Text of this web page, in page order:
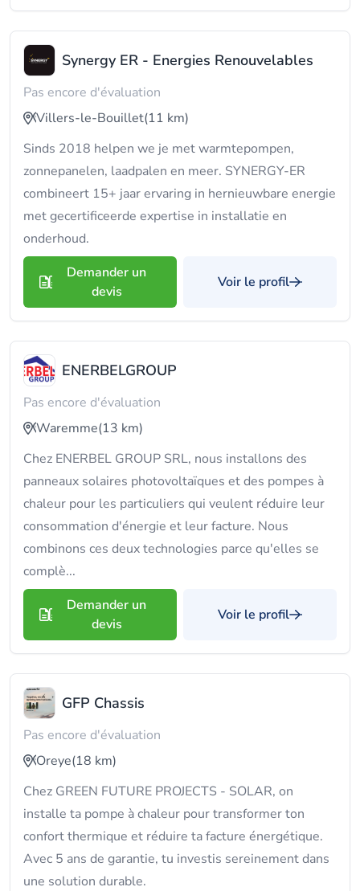
Synergy ER - Energies Renouvelables
Pas encore d'évaluation
Villers-le-Bouillet(11 km)
Sinds 2018 helpen we je met warmtepompen,
zonnepanelen, laadpalen en meer. SYNERGY-ER
combineert 15+ jaar ervaring in hernieuwbare energie
met gecertificeerde expertise in installatie en
onderhoud.
Demander un
devis
Voir le profil
ENERBELGROUP
Pas encore d'évaluation
Waremme(13 km)
Chez ENERBEL GROUP SRL, nous installons des
panneaux solaires photovoltaïques et des pompes à
chaleur pour les particuliers qui veulent réduire leur
consommation d'énergie et leur facture. Nous
combinons ces deux technologies parce qu'elles se
complè...
Demander un
devis
Voir le profil
GFP Chassis
Pas encore d'évaluation
Oreye(18 km)
Chez GREEN FUTURE PROJECTS - SOLAR, on
installe ta pompe à chaleur pour transformer ton
confort thermique et réduire ta facture énergétique.
Avec 5 ans de garantie, tu investis sereinement dans
une solution durable.